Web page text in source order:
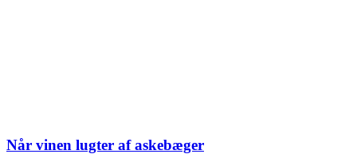
Når vinen lugter af askebæger